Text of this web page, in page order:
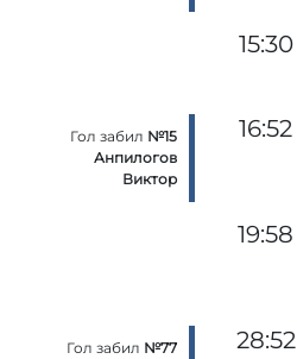
15:30
Гол забил №15
Анпилогов
Виктор
16:52
19:58
Гол забил №77
28:52